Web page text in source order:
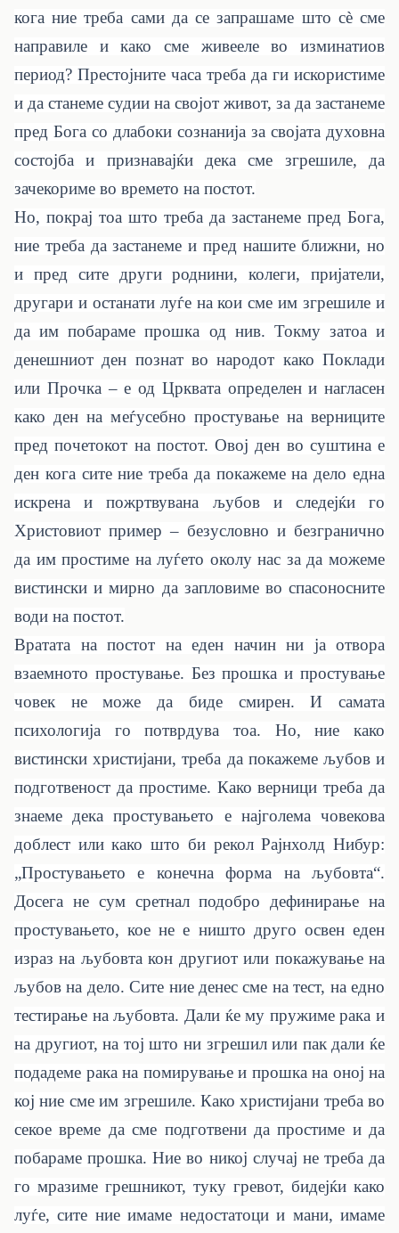
кога ние треба сами да се запрашаме што сè сме
направиле и како сме живееле во изминатиов
период? Престојните часа треба да ги искористиме
и да станеме судии на својот живот, за да застанеме
пред Бога со длабоки сознанија за својата духовна
состојба и признавајќи дека сме згрешиле, да
зачекориме во времето на постот.
Но, покрај тоа што треба да застанеме пред Бога,
ние треба да застанеме и пред нашите ближни, но
и пред сите други роднини, колеги, пријатели,
другари и останати луѓе на кои сме им згрешиле и
да им побараме прошка од нив. Токму затоа и
денешниот ден познат во народот какоПоклади
или Прочка – е од Црквата определен и нагласен
како ден на меѓусебно простување на верниците
пред почетокот на постот. Овој ден во суштина е
ден кога сите ние треба да покажеме на дело една
искрена и пожртвувана љубов и следејќи го
Христовиот пример – безусловно и безгранично
да им простиме на луѓето околу нас за да можеме
вистински и мирно да запловиме во спасоносните
води на постот.
Вратата на постот на еден начин ни ја отвора
взаемното простување. Без прошка и простување
човек не може да биде смирен. И самата
психологија го потврдува тоа. Но, ние како
вистински христијани, треба да покажеме љубов и
подготвеност да простиме. Како верници треба да
знаеме дека простувањето е најголема човекова
доблест или како што би рекол Рајнхолд Нибур:
„Простувањето е конечна форма на љубовта“.
Досега не сум сретнал подобро дефинирање на
простувањето, кое не е ништо друго освен еден
израз на љубовта кон другиот или покажување на
љубов на дело. Сите ние денес сме на тест, на едно
тестирање на љубовта. Дали ќе му пружиме рака и
на другиот, на тој што ни згрешил или пак дали ќе
подадеме рака на помирување и прошка на оној на
кој ние сме им згрешиле. Како христијани треба во
секое време да сме подготвени да простиме и да
побараме прошка. Ние во никој случај не треба да
го мразиме грешникот, туку гревот, бидејќи како
луѓе, сите ние имаме недостатоци и мани, имаме